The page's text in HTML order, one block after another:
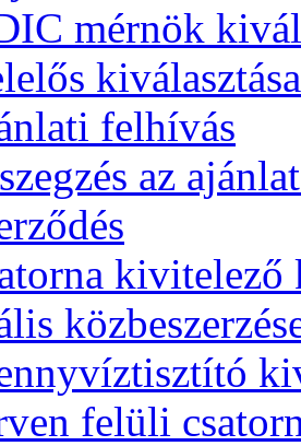
mérnök
kiválasztása
felhívás
az
kivitelező
felüli